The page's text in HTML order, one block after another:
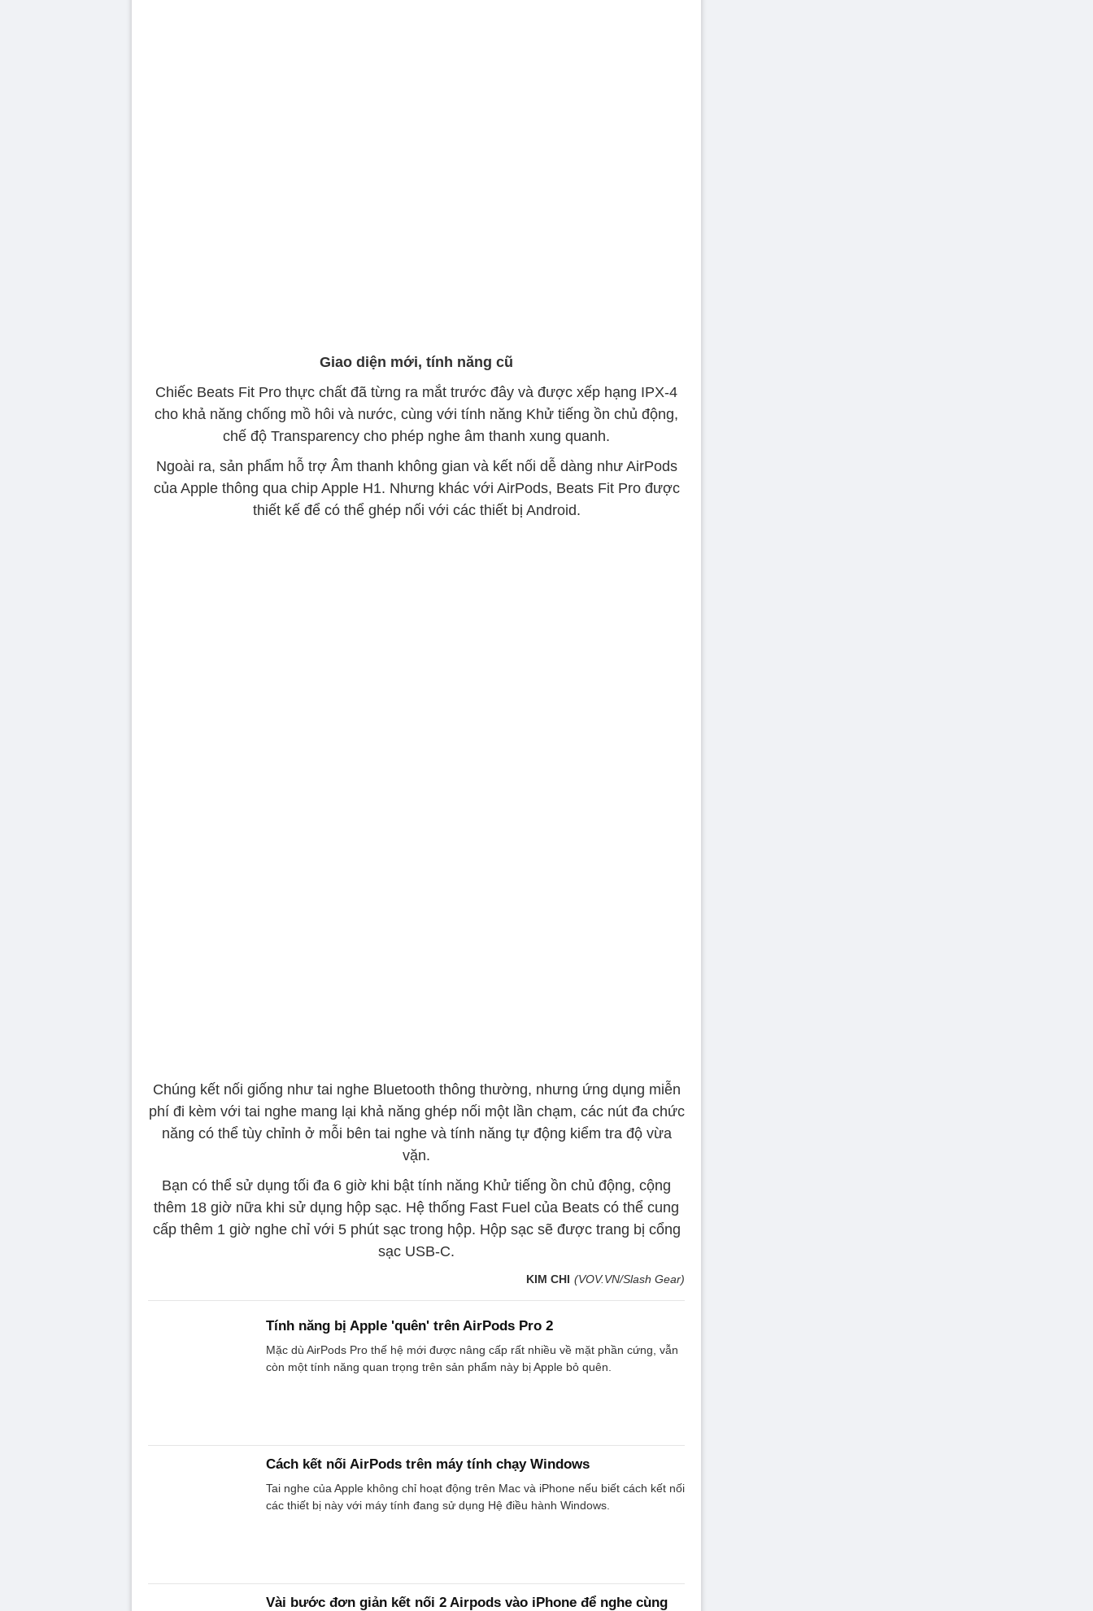
Giao diện mới, tính năng cũ
Chiếc Beats Fit Pro thực chất đã từng ra mắt trước đây và được xếp hạng IPX-4
cho khả năng chống mồ hôi và nước, cùng với tính năng Khử tiếng ồn chủ động,
chế độ Transparency cho phép nghe âm thanh xung quanh.
Ngoài ra, sản phẩm hỗ trợ Âm thanh không gian và kết nối dễ dàng như AirPods
của Apple thông qua chip Apple H1. Nhưng khác với AirPods, Beats Fit Pro được
thiết kế để có thể ghép nối với các thiết bị Android.
Chúng kết nối giống như tai nghe Bluetooth thông thường, nhưng ứng dụng miễn
phí đi kèm với tai nghe mang lại khả năng ghép nối một lần chạm, các nút đa chức
năng có thể tùy chỉnh ở mỗi bên tai nghe và tính năng tự động kiểm tra độ vừa
vặn.
Bạn có thể sử dụng tối đa 6 giờ khi bật tính năng Khử tiếng ồn chủ động, cộng
thêm 18 giờ nữa khi sử dụng hộp sạc. Hệ thống Fast Fuel của Beats có thể cung
cấp thêm 1 giờ nghe chỉ với 5 phút sạc trong hộp. Hộp sạc sẽ được trang bị cổng
sạc USB-C.
KIM CHI (VOV.VN/Slash Gear)
Tính năng bị Apple 'quên' trên AirPods Pro 2
Mặc dù AirPods Pro thế hệ mới được nâng cấp rất nhiều về mặt phần cứng, vẫn
còn một tính năng quan trọng trên sản phẩm này bị Apple bỏ quên.
Cách kết nối AirPods trên máy tính chạy Windows
Tai nghe của Apple không chỉ hoạt động trên Mac và iPhone nếu biết cách kết nối
các thiết bị này với máy tính đang sử dụng Hệ điều hành Windows.
Vài bước đơn giản kết nối 2 Airpods vào iPhone để nghe cùng